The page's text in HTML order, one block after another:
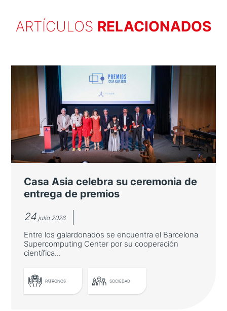
ARTÍCULOS RELACIONADOS
Casa Asia celebra su ceremonia de
entrega de premios
24 julio 2026
Entre los galardonados se encuentra el Barcelona
Supercomputing Center por su cooperación
científica...
PATRONOS SOCIEDAD